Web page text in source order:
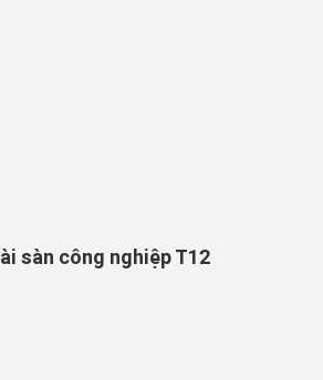
sàn công nghiệp T12